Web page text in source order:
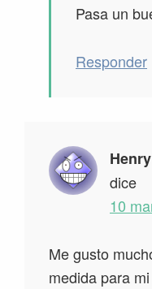
Pasa un
Responder
dice
10
Me gusto
medida para